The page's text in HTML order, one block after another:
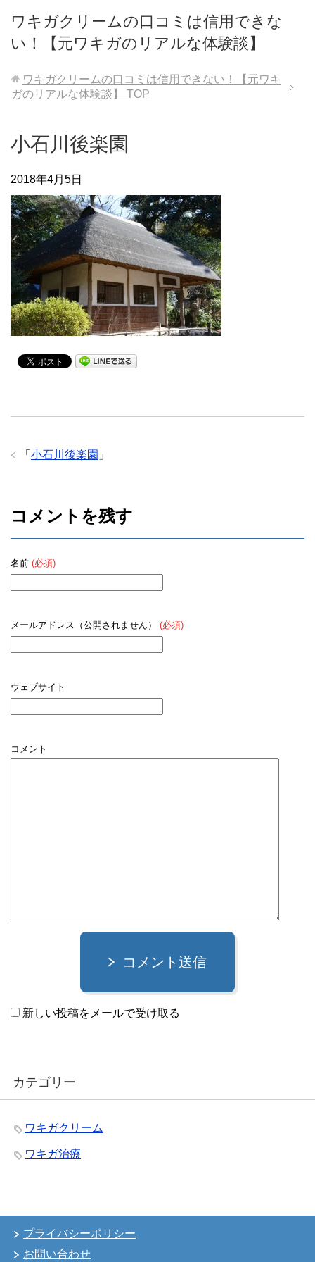
ワキガクリームの口コミは信用できな
い！【元ワキガのリアルな体験談】
ワキガクリームの口コミは信用できない！【元ワキ
ガのリアルな体験談】
TOP
小石川後楽園
2018年4月5日
「 小石川後楽園 」
コメントを残す
名前 (必須)
メールアドレス（公開されません） (必須)
ウェブサイト
コメント
コメント送信
新しい投稿をメールで受け取る
カテゴリー
ワキガクリーム
ワキガ治療
プライバシーポリシー
お問い合わせ